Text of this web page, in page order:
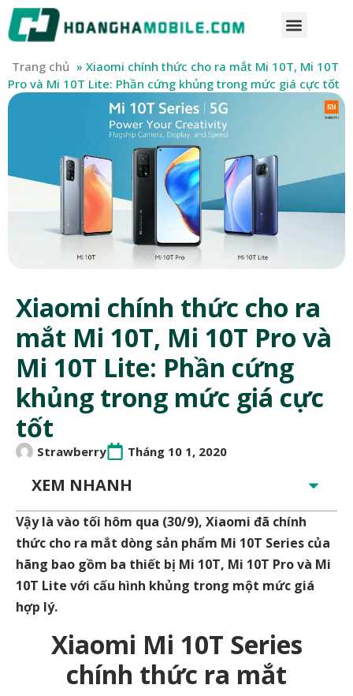
Trang chủ » Xiaomi chính thức cho ra mắt Mi 10T, Mi 10T
Pro và Mi 10T Lite: Phần cứng khủng trong mức giá cực tốt
Xiaomi chính thức cho ra
mắt Mi 10T, Mi 10T Pro và
Mi 10T Lite: Phần cứng
khủng trong mức giá cực
tốt
Strawberry Tháng 10 1, 2020
XEM NHANH
Vậy là vào tối hôm qua (30/9), Xiaomi đã chính
thức cho ra mắt dòng sản phẩm Mi 10T Series của
hãng bao gồm ba thiết bị Mi 10T, Mi 10T Pro và Mi
10T Lite với cấu hình khủng trong một mức giá
hợp lý.
Xiaomi Mi 10T Series
chính thức ra mắt